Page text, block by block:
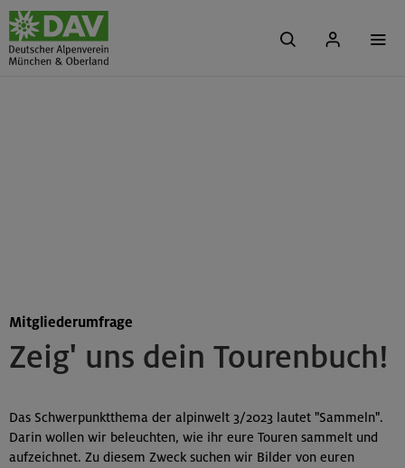
Zeig' uns dein Tourenbuch!
Mitgliederumfrage
Das Schwerpunktthema der alpinwelt 3/2023 lautet "Sammeln".
Darin wollen wir beleuchten, wie ihr eure Touren sammelt und
aufzeichnet. Zu diesem Zweck suchen wir Bilder von euren